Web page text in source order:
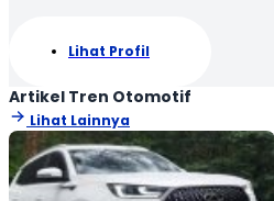
Lihat Profil
Artikel Tren Otomotif
Lihat Lainnya